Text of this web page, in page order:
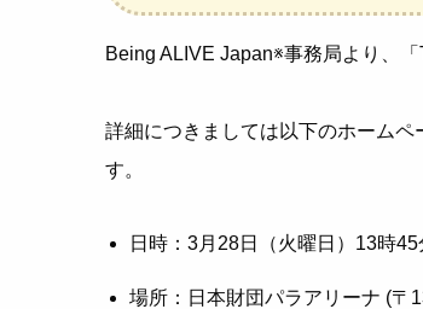
Being ALIVE Japan※事務局より、
詳細につきましては以下のホーム
す。
日時：3月28日（火曜日）13時45
場所：日本財団パラアリーナ (〒